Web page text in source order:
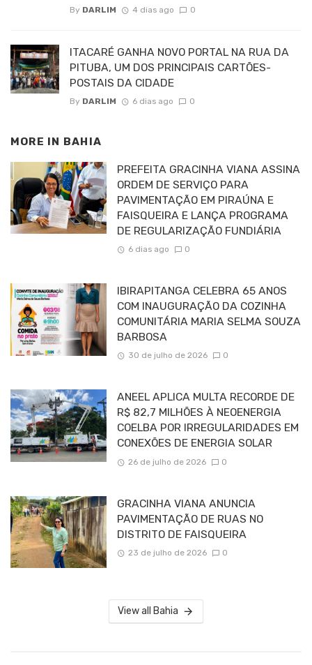
By DARLIM 4 dias ago 0
ITACARÉ GANHA NOVO PORTAL NA RUA DA
PITUBA, UM DOS PRINCIPAIS CARTÕES-
POSTAIS DA CIDADE
By DARLIM 6 dias ago 0
MORE IN BAHIA
PREFEITA GRACINHA VIANA ASSINA
ORDEM DE SERVIÇO PARA
PAVIMENTAÇÃO EM PIRAÚNA E
FAISQUEIRA E LANÇA PROGRAMA
DE REGULARIZAÇÃO FUNDIÁRIA
6 dias ago 0
IBIRAPITANGA CELEBRA 65 ANOS
COM INAUGURAÇÃO DA COZINHA
COMUNITÁRIA MARIA SELMA SOUZA
BARBOSA
30 de julho de 2026 0
ANEEL APLICA MULTA RECORDE DE
R$ 82,7 MILHÕES À NEOENERGIA
COELBA POR IRREGULARIDADES EM
CONEXÕES DE ENERGIA SOLAR
26 de julho de 2026 0
GRACINHA VIANA ANUNCIA
PAVIMENTAÇÃO DE RUAS NO
DISTRITO DE FAISQUEIRA
23 de julho de 2026 0
View all Bahia